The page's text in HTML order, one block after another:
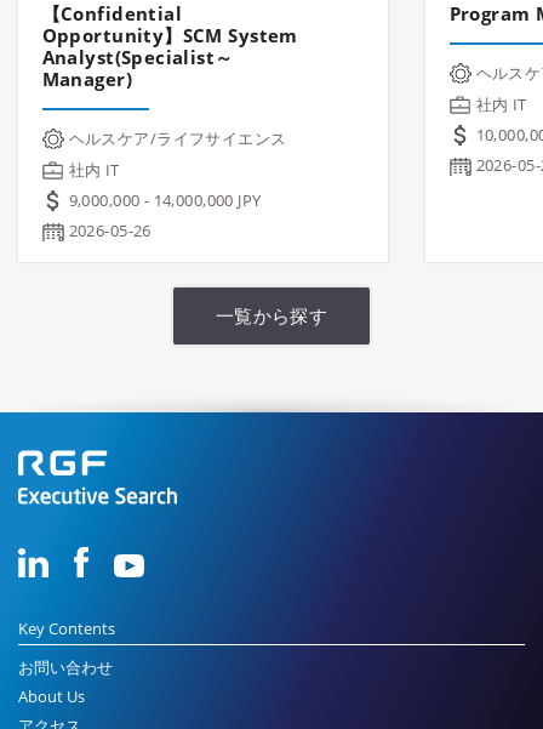
【Confidential
Opportunity】SCM System
Analyst(Specialist～
Manager)
ヘルスケア/ライフサイエンス
社内 IT
9,000,000 - 14,000,000 JPY
2026-05-26
Program
ヘルス
社内 IT
2026-
一覧から探す
Key Contents
お問い合わせ
About Us